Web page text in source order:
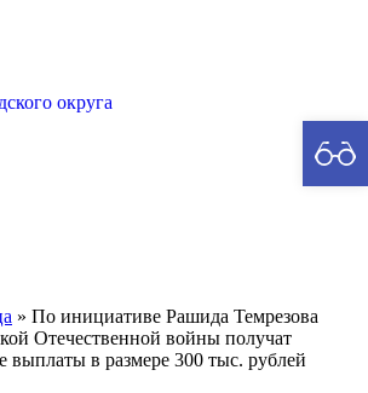
округа
» По инициативе Рашида Темрезова
Отечественной войны получат
выплаты в размере 300 тыс. рублей